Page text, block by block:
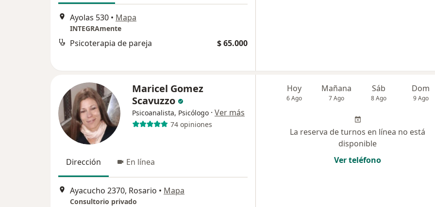
Ayolas 530 • Mapa
INTEGRAmente
Psicoterapia de pareja $ 65.000
Maricel Gomez
Scavuzzo
Psicoanalista, Psicólogo · Ver más
74 opiniones
Dirección En línea
Ayacucho 2370, Rosario • Mapa
Consultorio privado
Hoy
6 Ago
Mañana
7 Ago
Sáb
8 Ago
Dom
9 Ago
La reserva de turnos en línea no está
disponible
Ver teléfono